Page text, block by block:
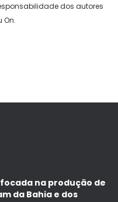
dos autores
On.
na produção de
da Bahia e dos